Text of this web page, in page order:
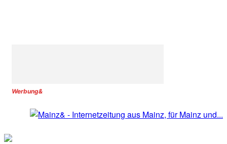
Werbung&